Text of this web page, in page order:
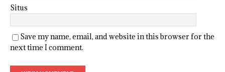
Situs
Save my name, email, and website in this browser for the
next time I comment.